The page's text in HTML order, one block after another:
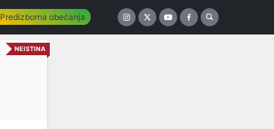
Predizborna obećanja
NEISTINA